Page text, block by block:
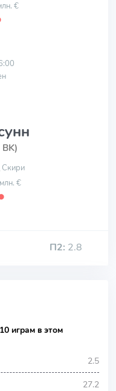
€
Скири
€
П2: 2.8
играм в этом
2.5
27.2